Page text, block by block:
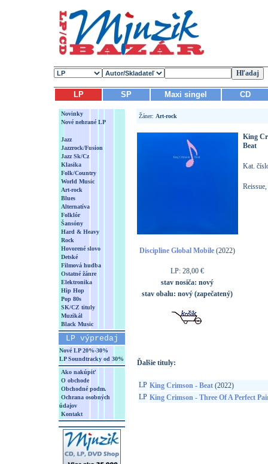
LP SP Maxi singel CD
Novinky
Nové nehrané LP
Jazz
Jazzrock/Fusion
Jazz Sk/Cz
Klasika
Folk/Country
World Music
Art-rock
Blues
Alternatíva
Folklór
Šansóny
Hard & Heavy
Rock
Hovorené slovo
Detské
Filmová hudba
Ostatné žánre
Elektronika
Hip Hop
Pop 80s
SK/CZ tituly
Muzikál
Black Music
LP výpredaj
Nové LP 20%-30%
LP Soundtracky od 30%
Ako nakúpiť
O obchode
Obchodné podm.
Ochrana osobných
údajov
Kontakt
Žáner: Art-rock
Discipline Global Mobile (2022)
LP: 28,00 €
stav nosiča: nový
stav obalu: nový (zapečatený)
King
Beat
Kat.
Ďalšie tituly:
LP King Crimson - Beat(2022)
LP King Crimson - Three Of A Perfect